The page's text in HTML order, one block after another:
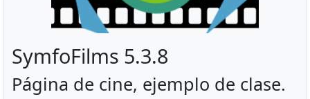
SymfoFilms 5.3.8
Página de cine, ejemplo de clase.